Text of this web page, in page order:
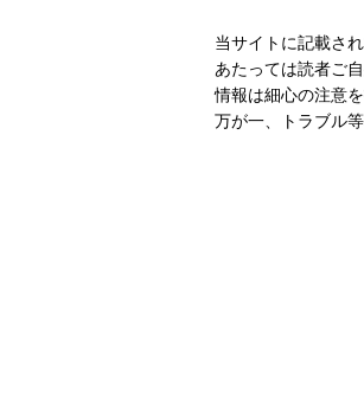
当サイトに記載さ
あたっては読者ご
情報は細心の注意
万が一、トラブル